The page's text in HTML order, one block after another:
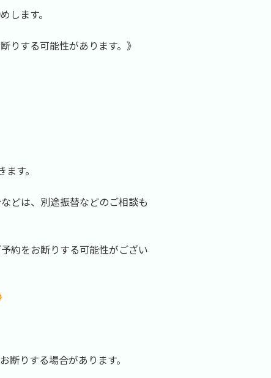
します。
りする可能性があります。》
す。
どは、別途振替などのご相談も
約をお断りする可能性がござい
断りする場合があります。